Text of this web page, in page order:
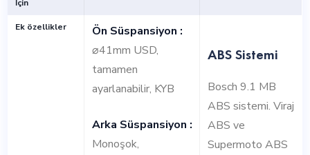
İçin
Ek özellikler
Ön Süspansiyon :
⌀41mm USD,
tamamen
ayarlanabilir, KYB
Arka Süspansiyon :
Monoşok,
ABS Sistemi
Bosch 9.1 MB
ABS sistemi. Viraj
ABS ve
Supermoto ABS